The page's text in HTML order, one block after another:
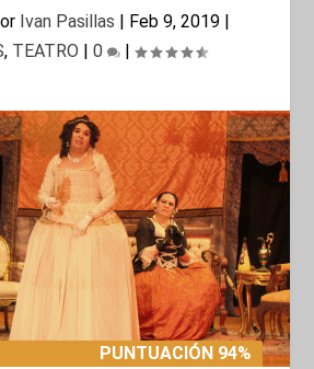
Ivan Pasillas | Feb 9, 2019|
, TEATRO | 0 |
PUNTUACIÓN 94%
PUNTUACIÓN 94%